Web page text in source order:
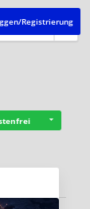
Registrierung